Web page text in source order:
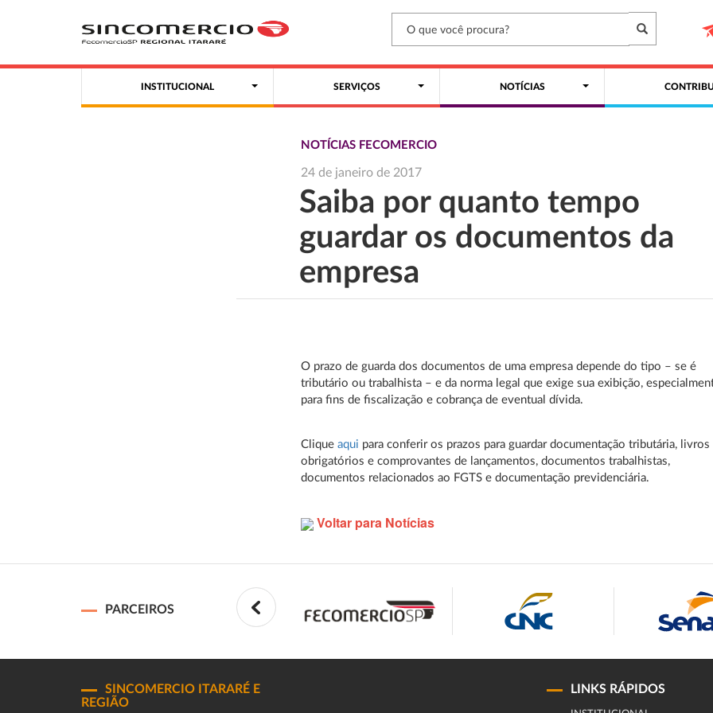
INSTITUCIONAL SERVIÇOS NOTÍCIAS
NOTÍCIAS FECOMERCIO
24 de janeiro de 2017
Saiba por quanto tempo
guardar os documentos da
empresa
O prazo de guarda dos documentos de uma empresa depende do tipo – se é
tributário ou trabalhista – e da norma legal que exige sua exibição,
para fins de fiscalização e cobrança de eventual dívida.
Cliqueaqui para conferir os prazos para guardar documentação tributária, livros
obrigatórios e comprovantes de lançamentos, documentos trabalhistas,
documentos relacionados ao FGTS e documentação previdenciária.
Voltar para Notícias
PARCEIROS
SINCOMERCIO ITARARÉ E
REGIÃO
LINKS RÁPIDOS